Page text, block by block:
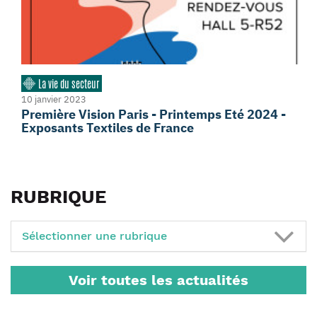
La vie du secteur
10 janvier 2023
Première Vision Paris - Printemps Eté 2024 -
Exposants Textiles de France
RUBRIQUE
Sélectionner une rubrique
Voir toutes les actualités